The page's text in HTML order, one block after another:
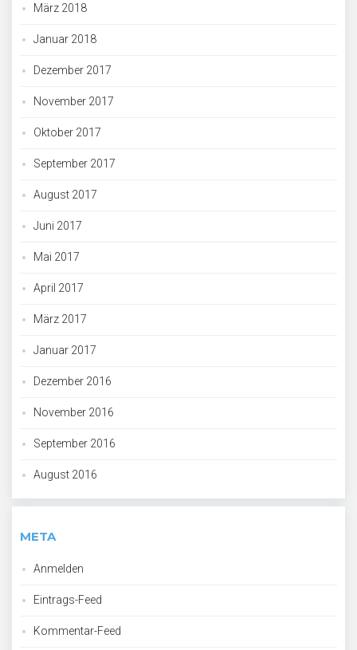
März 2018
Januar 2018
Dezember 2017
November 2017
Oktober 2017
September 2017
August 2017
Juni 2017
Mai 2017
April 2017
März 2017
Januar 2017
Dezember 2016
November 2016
September 2016
August 2016
META
Anmelden
Eintrags-Feed
Kommentar-Feed